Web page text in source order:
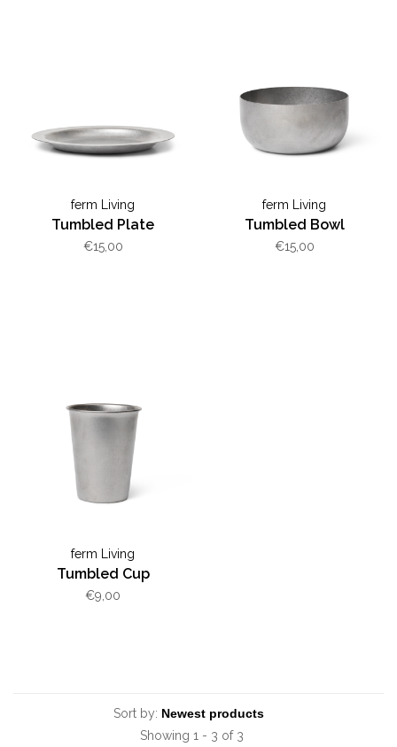
ferm Living
Tumbled Plate
€15,00
ferm Living
Tumbled Bowl
€15,00
ferm Living
Tumbled Cup
€9,00
Sort by:
Showing 1 - 3 of 3